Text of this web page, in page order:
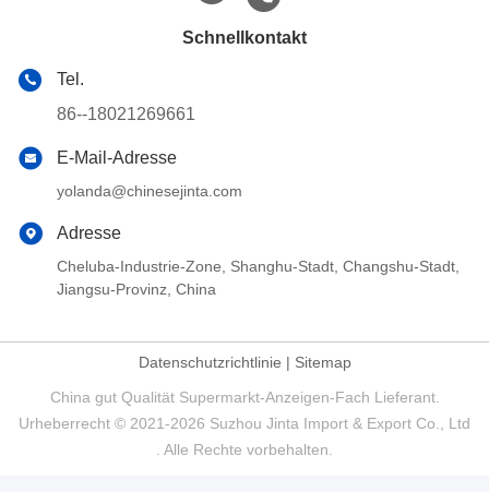
Schnellkontakt
Tel.
86--18021269661
E-Mail-Adresse
yolanda@chinesejinta.com
Adresse
Cheluba-Industrie-Zone, Shanghu-Stadt, Changshu-Stadt,
Jiangsu-Provinz, China
Datenschutzrichtlinie | Sitemap
China gut Qualität Supermarkt-Anzeigen-Fach Lieferant.
Urheberrecht © 2021-2026 Suzhou Jinta Import & Export Co., Ltd
. Alle Rechte vorbehalten.